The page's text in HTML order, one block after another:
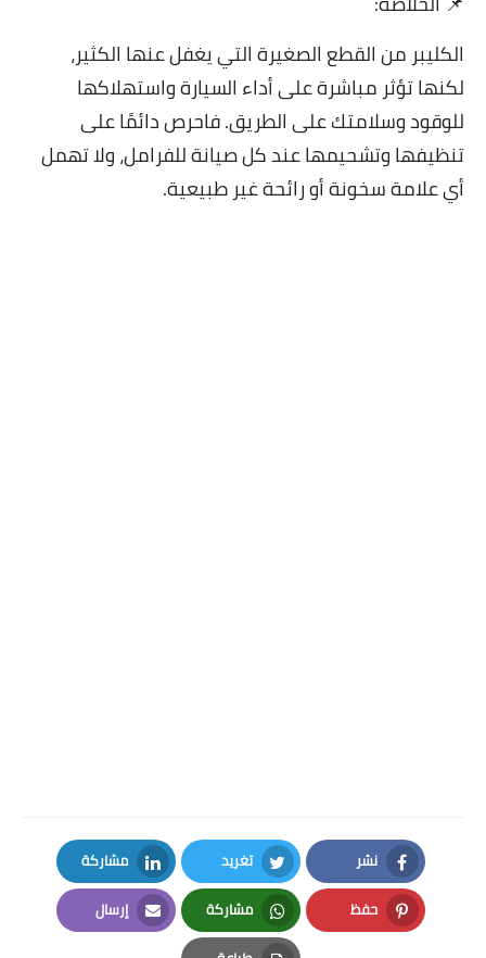
الكليبر من القطع الصغيرة التي يغفل عنها الكثير،
لكنها تؤثر مباشرة على أداء السيارة واستهلاكها
للوقود وسلامتك على الطريق. فاحرص دائمًا على
تنظيفها وتشحيمها عند كل صيانة للفرامل، ولا تهمل
أي علامة سخونة أو رائحة غير طبيعية.
نشر
Facebook
تغريد
Twitter
مشاركة
LinkedIn
حفظ
Pinterest
مشاركة
Whatsapp
إرسال
Email